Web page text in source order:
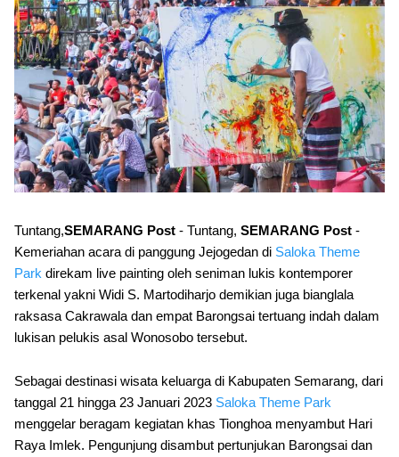
Tuntang,SEMARANG Post - Tuntang, SEMARANG Post -
Kemeriahan acara di panggung Jejogedan di Saloka Theme
Park direkam live painting oleh seniman lukis kontemporer
terkenal yakni Widi S. Martodiharjo demikian juga bianglala
raksasa Cakrawala dan empat Barongsai tertuang indah dalam
lukisan pelukis asal Wonosobo tersebut.
Sebagai destinasi wisata keluarga di Kabupaten Semarang, dari
tanggal 21 hingga 23 Januari 2023 Saloka Theme Park
menggelar beragam kegiatan khas Tionghoa menyambut Hari
Raya Imlek. Pengunjung disambut pertunjukan Barongsai dan